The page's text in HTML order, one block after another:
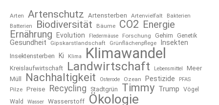
Arten Artenschutz Artensterben Artenvielfalt
Bakterien
Batterien
Biodiversität Bäume CO2 Energie
Ernährung
Evolution Fledermäuse Forschung Gehirn Genetik
Gesundheit Gipskarstlandschaft Grünflächenpflege Insekten
Insektensterben Ki Klima Klimawandel
Kreislaufwirtschaft Landwirtschaft Lebensmittel
Meer
Müll
Nachhaltigkeit Osterode Ozean Pestizide PFAS
Pilze Preise Recycling Stadtgrün Timmy Trump
Vögel
Wald
Wasser Wasserstoff Ökologie